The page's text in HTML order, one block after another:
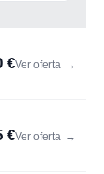
€Ver oferta →
€Ver oferta →